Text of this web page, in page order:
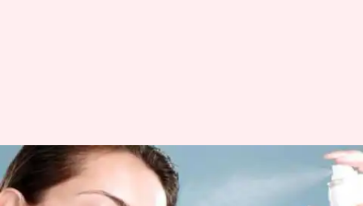
सर्दियों में नहाने से हो रही है परेशानी
तो लगाएं ये फेशियल स्प्रे, आएगा ग्लो